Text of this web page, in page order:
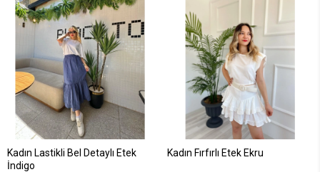
Kadın Lastikli Bel Detaylı Etek
İndigo
Kadın Fırfırlı Etek Ekru